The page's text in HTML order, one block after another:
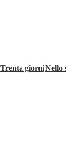
Trenta giorniNello